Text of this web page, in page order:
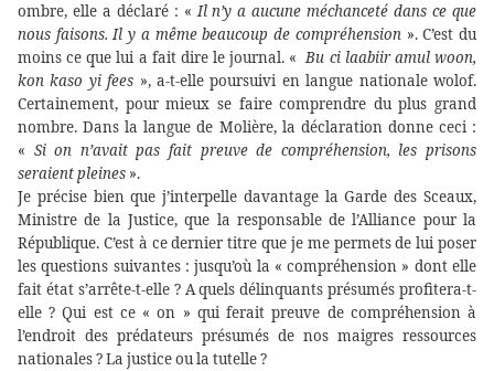
ombre, elle a déclaré : «Il n’y a aucune méchanceté dans ce que
nous faisons. Il y a même beaucoup de compréhension». C’est du
moins ce que lui a fait dire le journal. «Bu ci laabiir amul woon,
kon kaso yi fees », a-t-elle poursuivi en langue nationale wolof.
Certainement, pour mieux se faire comprendre du plus grand
nombre. Dans la langue de Molière, la déclaration donne ceci :
« Si on n’avait pas fait preuve de compréhension, les prisons
seraient pleines ».
Je précise bien que j’interpelle davantage la Garde des Sceaux,
Ministre de la Justice, que la responsable de l’Alliance pour la
République. C’est à ce dernier titre que je me permets de lui poser
les questions suivantes : jusqu’où la « compréhension » dont elle
fait état s’arrête-t-elle ? A quels délinquants présumés profitera-t-
elle ? Qui est ce « on » qui ferait preuve de compréhension à
l’endroit des prédateurs présumés de nos maigres ressources
nationales ? La justice ou la tutelle ?